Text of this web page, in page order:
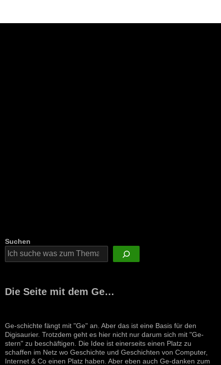
Suchen
Die Seite mit dem Ge…
Ge-schichte fängt mit "Ge" an. Aber das ist eine Basis für den
Digisaurier. Trotzdem geht es hier nicht nur darum sich mit "Ge-
stern" zu beschäftigen. Die Idee ist einerseits einen Platz zu
schaffen im Netz wo Geschichte und Geschichten von Computer,
Internet & Co einen Platz haben. Aber eben auch Ge-danken zum